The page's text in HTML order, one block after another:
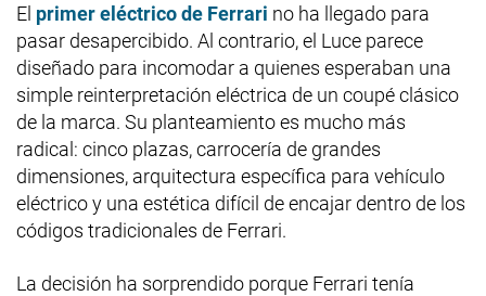
El primer eléctrico de Ferrari no ha llegado para
pasar desapercibido. Al contrario, el Luce parece
diseñado para incomodar a quienes esperaban una
simple reinterpretación eléctrica de un coupé clásico
de la marca. Su planteamiento es mucho más
radical: cinco plazas, carrocería de grandes
dimensiones, arquitectura específica para vehículo
eléctrico y una estética difícil de encajar dentro de los
códigos tradicionales de Ferrari.
La decisión ha sorprendido porque Ferrari tenía